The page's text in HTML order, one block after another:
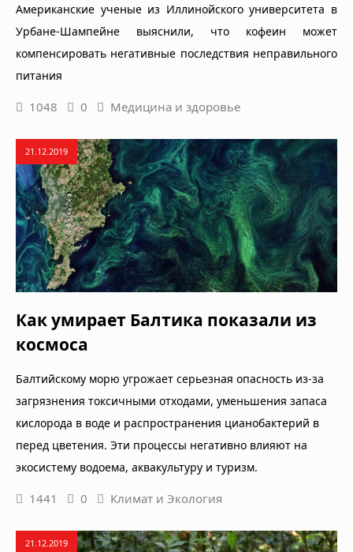
Американские ученые из Иллинойского университета в
Урбане-Шампейне выяснили, что кофеин может
компенсировать негативные последствия неправильного
питания
1048 0 Медицина и здоровье
21.12.2019
Как умирает Балтика показали из
космоса
Балтийскому морю угрожает серьезная опасность из-за
загрязнения токсичными отходами, уменьшения запаса
кислорода в воде и распространения цианобактерий в
перед цветения. Эти процессы негативно влияют на
экосистему водоема, аквакультуру и туризм.
1441 0 Климат и Экология
21.12.2019